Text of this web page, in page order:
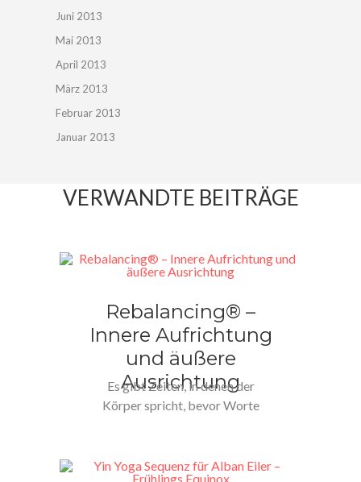
Juni 2013
Mai 2013
April 2013
März 2013
Februar 2013
Januar 2013
VERWANDTE BEITRÄGE
Rebalancing® –
Innere Aufrichtung
und äußere
Ausrichtung
Es gibt Zeiten, in denen der
Körper spricht, bevor Worte